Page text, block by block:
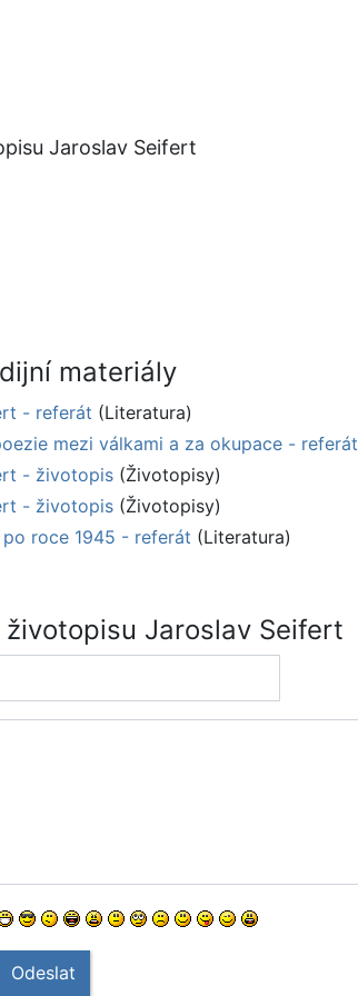
Jaroslav Seifert
materiály
- referát (Literatura)
mezi válkami a za okupace - referát
- životopis (Životopisy)
- životopis (Životopisy)
roce 1945 - referát (Literatura)
životopisu Jaroslav Seifert
Odeslat